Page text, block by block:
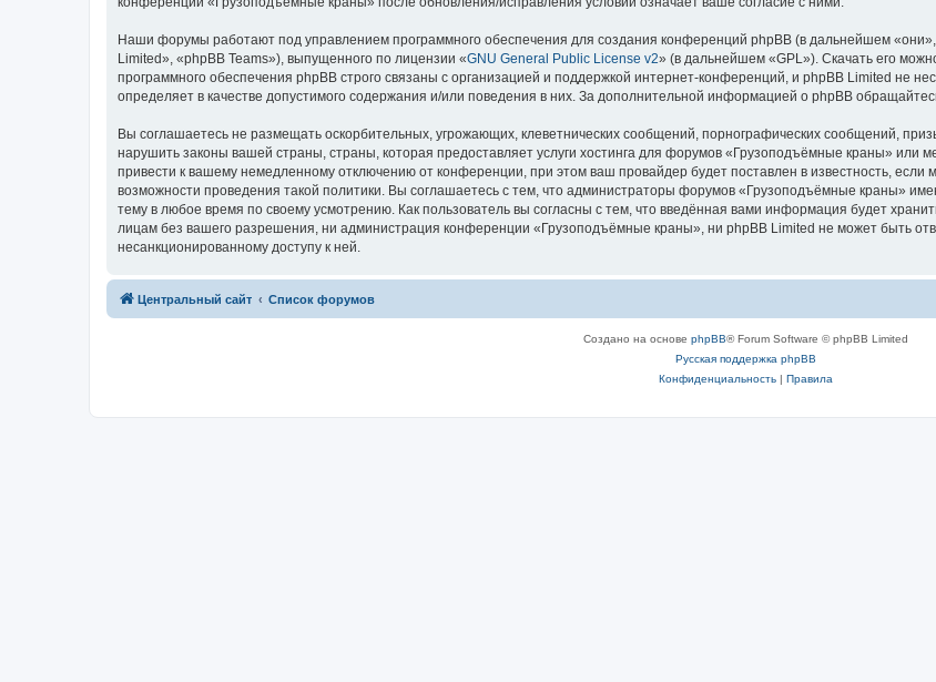
Наши форумы работают под управлением программного обеспечения для создания конференций phpBB (в дальнейшем
Limited», «phpBB Teams»), выпущенного по лицензии «GNU General Public License v2» (в дальнейшем «GPL»). Скачать его
программного обеспечения phpBB строго связаны с организацией и поддержкой интернет-конференций, и phpBB Limited не
определяет в качестве допустимого содержания и/или поведения в них. За дополнительной информацией о phpBB
Вы соглашаетесь не размещать оскорбительных, угрожающих, клеветнических сообщений, порнографических сообщений,
нарушить законы вашей страны, страны, которая предоставляет услуги хостинга для форумов «Грузоподъёмные краны»
привести к вашему немедленному отключению от конференции, при этом ваш провайдер будет поставлен в известность,
возможности проведения такой политики. Вы соглашаетесь с тем, что администраторы форумов «Грузоподъёмные краны»
тему в любое время по своему усмотрению. Как пользователь вы согласны с тем, что введённая вами информация будет
лицам без вашего разрешения, ни администрация конференции «Грузоподъёмные краны», ни phpBB Limited не может быть
несанкционированному доступу к ней.
Центральный сайт Список форумов
Создано на основе phpBB® Forum Software © phpBB Limited
Русская поддержка phpBB
Конфиденциальность| Правила